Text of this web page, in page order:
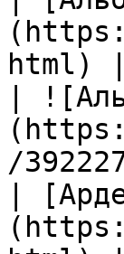
html)
|
/
|